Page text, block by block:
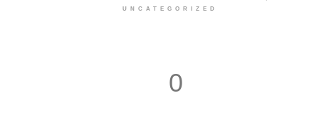
UNCATEGORIZED
0